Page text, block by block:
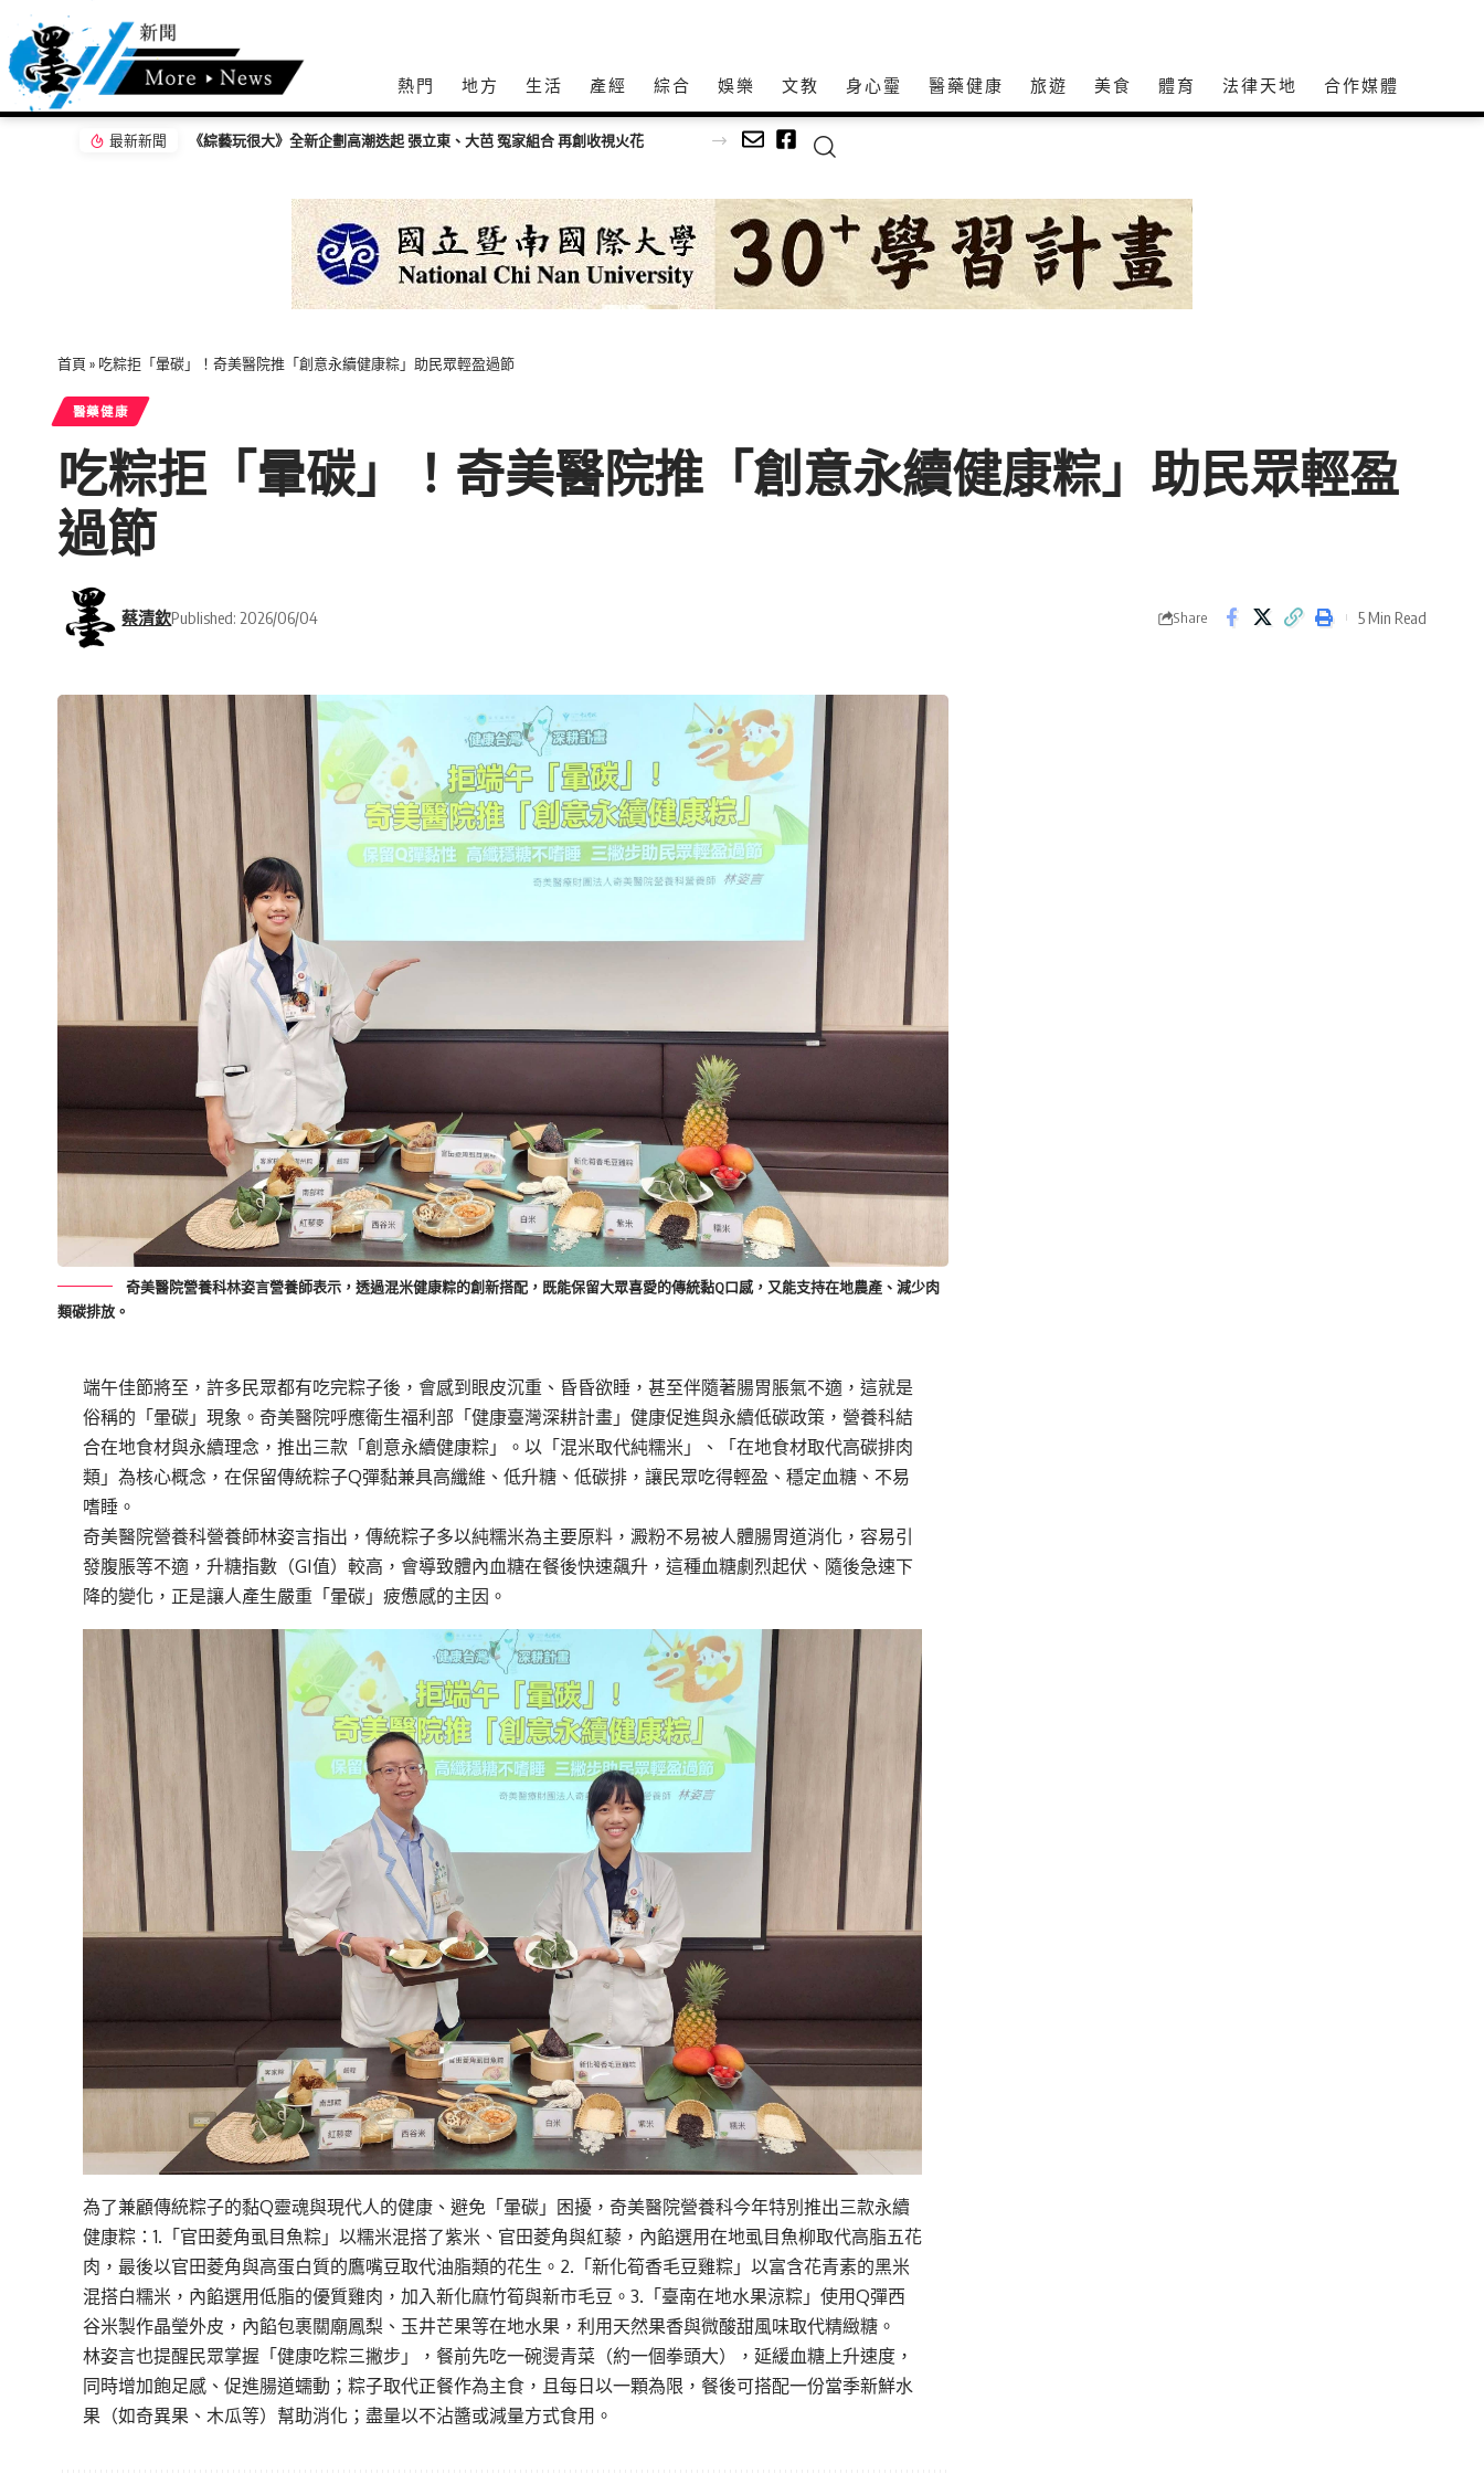
熱門 地方 生活 產經 綜合 娛樂 文教 身心𩆜 醫藥健康 旅遊 美食 體育 法律天地 合作媒體
最新新聞 《綜藝玩很大》全新企劃高潮迭起 張立東、大芭 冤家組合 再創收視火花
首頁 » 吃粽拒「暈碳」！奇美醫院推「創意永續健康粽」助民眾輕盈過節
醫藥健康
吃粽拒「暈碳」！奇美醫院推「創意永續健康粽」助民眾輕盈
過節
蔡清欽Published: 2026/06/04 Share 5 Min Read
奇美醫院營養科林姿言營養師表示，透過混米健康粽的創新搭配，既能保留大眾喜愛的傳統黏Q口感，又能支持在地農產、減少肉
類碳排放。
端午佳節將至，許多民眾都有吃完粽子後，會感到眼皮沉重、昏昏欲睡，甚至伴隨著腸胃脹氣不適，這就是
俗稱的「暈碳」現象。奇美醫院呼應衛生福利部「健康臺灣深耕計畫」健康促進與永續低碳政策，營養科結
合在地食材與永續理念，推出三款「創意永續健康粽」。以「混米取代純糯米」、「在地食材取代高碳排肉
類」為核心概念，在保留傳統粽子Q彈黏兼具高纖維、低升糖、低碳排，讓民眾吃得輕盈、穩定血糖、不易
嗜睡。
奇美醫院營養科營養師林姿言指出，傳統粽子多以純糯米為主要原料，澱粉不易被人體腸胃道消化，容易引
發腹脹等不適，升糖指數（GI值）較高，會導致體內血糖在餐後快速飆升，這種血糖劇烈起伏、隨後急速下
降的變化，正是讓人產生嚴重「暈碳」疲憊感的主因。
為了兼顧傳統粽子的黏Q靈魂與現代人的健康、避免「暈碳」困擾，奇美醫院營養科今年特別推出三款永續
健康粽：1.「官田菱角虱目魚粽」以糯米混搭了紫米、官田菱角與紅藜，內餡選用在地虱目魚柳取代高脂五花
肉，最後以官田菱角與高蛋白質的鷹嘴豆取代油脂類的花生。2.「新化筍香毛豆雞粽」以富含花青素的黑米
混搭白糯米，內餡選用低脂的優質雞肉，加入新化麻竹筍與新市毛豆。3.「臺南在地水果涼粽」使用Q彈西
谷米製作晶瑩外皮，內餡包裹關廟鳳梨、玉井芒果等在地水果，利用天然果香與微酸甜風味取代精緻糖。
林姿言也提醒民眾掌握「健康吃粽三撇步」，餐前先吃一碗燙青菜（約一個拳頭大），延緩血糖上升速度，
同時增加飽足感、促進腸道蠕動；粽子取代正餐作為主食，且每日以一顆為限，餐後可搭配一份當季新鮮水
果（如奇異果、木瓜等）幫助消化；盡量以不沾醬或減量方式食用。